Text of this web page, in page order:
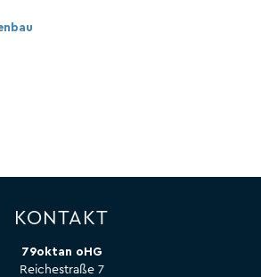
KONTAKT
79oktan oHG
Reichestraße 7